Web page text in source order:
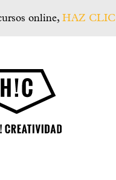
online, HAZ